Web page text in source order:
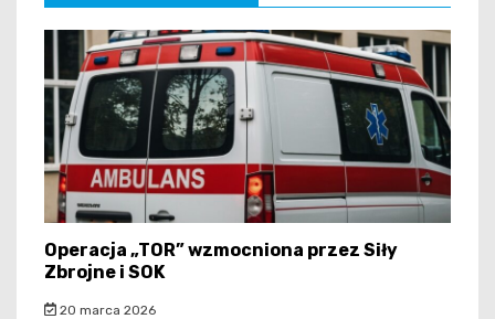
Operacja „TOR” wzmocniona przez Siły
Zbrojne i SOK
20 marca 2026